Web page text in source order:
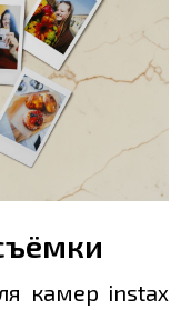
камер instax